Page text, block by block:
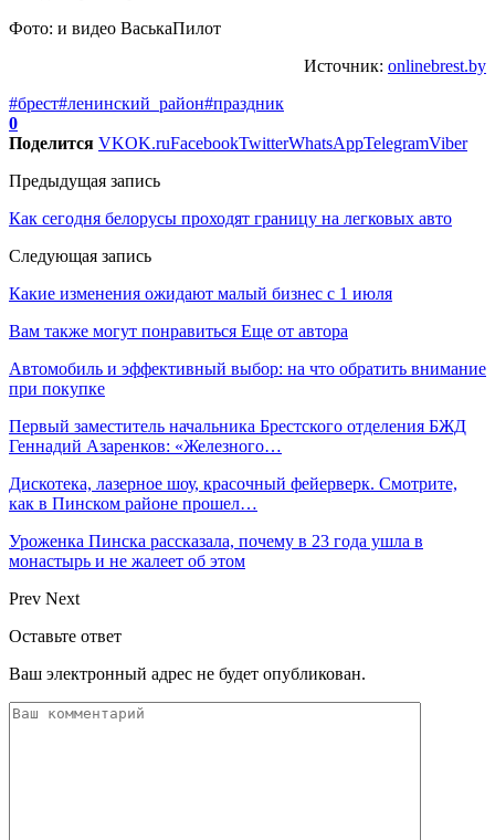
Фото: и видео ВаськаПилот
Источник: onlinebrest.by
#брест#ленинский_район#праздник
0
Поделится VKOK.ruFacebookTwitterWhatsAppTelegramViber
Предыдущая запись
Как сегодня белорусы проходят границу на легковых авто
Следующая запись
Какие изменения ожидают малый бизнес с 1 июля
Вам также могут понравиться Еще от автора
Автомобиль и эффективный выбор: на что обратить внимание
при покупке
Первый заместитель начальника Брестского отделения БЖД
Геннадий Азаренков: «Железного…
Дискотека, лазерное шоу, красочный фейерверк. Смотрите,
как в Пинском районе прошел…
Уроженка Пинска рассказала, почему в 23 года ушла в
монастырь и не жалеет об этом
Prev Next
Оставьте ответ
Ваш электронный адрес не будет опубликован.